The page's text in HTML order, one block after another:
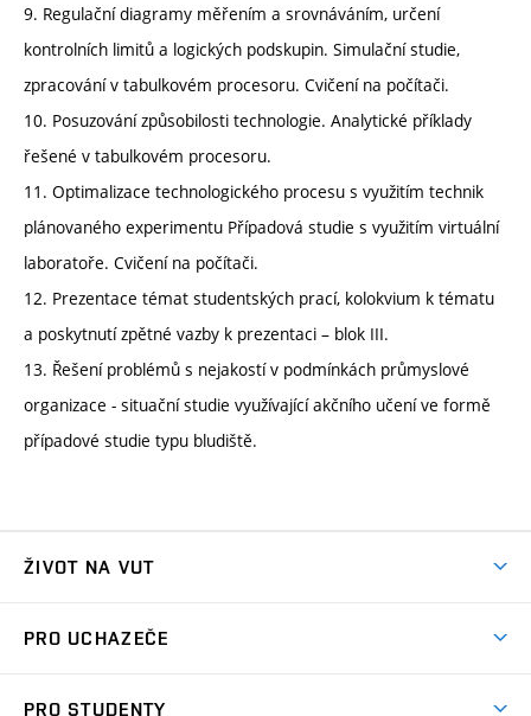
9. Regulační diagramy měřením a srovnáváním, určení
kontrolních limitů a logických podskupin. Simulační studie,
zpracování v tabulkovém procesoru. Cvičení na počítači.
10. Posuzování způsobilosti technologie. Analytické příklady
řešené v tabulkovém procesoru.
11. Optimalizace technologického procesu s využitím technik
plánovaného experimentu Případová studie s využitím virtuální
laboratoře. Cvičení na počítači.
12. Prezentace témat studentských prací, kolokvium k tématu
a poskytnutí zpětné vazby k prezentaci – blok III.
13. Řešení problémů s nejakostí v podmínkách průmyslové
organizace - situační studie využívající akčního učení ve formě
případové studie typu bludiště.
ŽIVOT NA VUT
Koleje
PRO UCHAZEČE
PRO STUDENTY